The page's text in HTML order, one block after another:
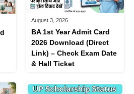
August 3, 2026
BA 1st Year Admit Card
2026 Download (Direct
Link) – Check Exam Date
& Hall Ticket